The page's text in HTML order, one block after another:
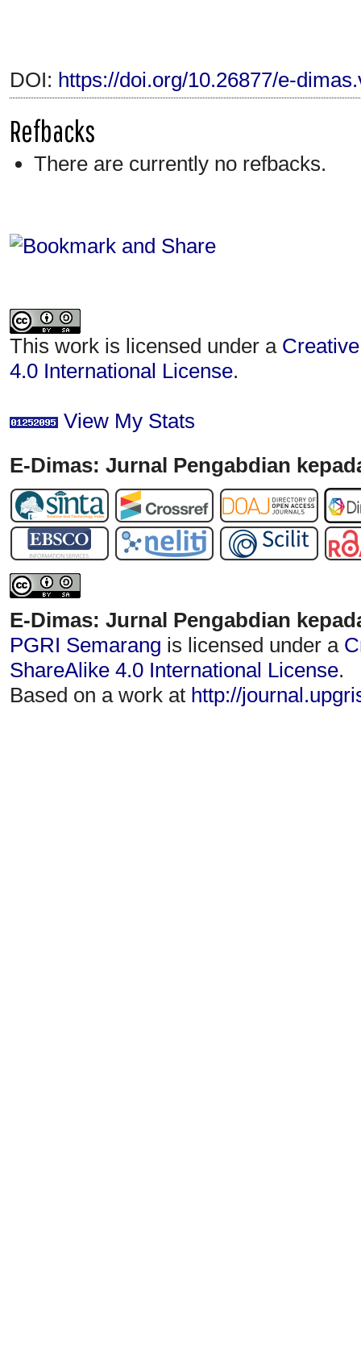
DOI: https://doi.org/10.26877/e-
Refbacks
There are currently no refbacks.
This work is licensed under a
4.0 International License.
View My Stats
E-Dimas: Jurnal Pengabdian
E-Dimas: Jurnal Pengabdian
PGRI Semarang is licensed under a
ShareAlike 4.0 International License.
Based on a work at http://